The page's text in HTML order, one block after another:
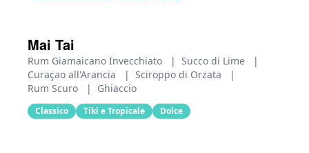
Mai Tai
Rum Giamaicano Invecchiato | Succo di Lime
|
Curaçao all'Arancia
| Sciroppo di Orzata
|
Rum Scuro
| Ghiaccio
Classico Tiki e Tropicale Dolce